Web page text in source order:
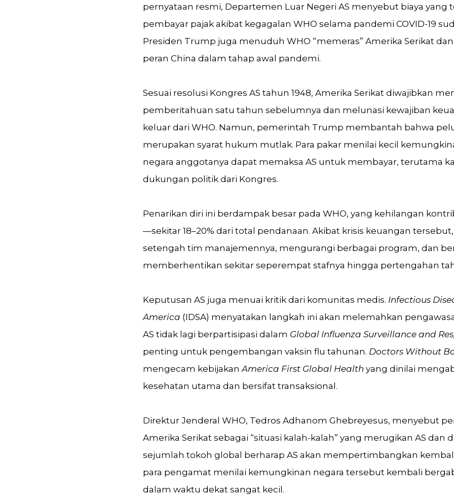
pernyataan resmi, Departemen Luar Negeri AS menyebut biaya yang
pembayar pajak akibat kegagalan WHO selama pandemi COVID-19
Presiden Trump juga menuduh WHO “memeras” Amerika Serikat
peran China dalam tahap awal pandemi.
Sesuai resolusi Kongres AS tahun 1948, Amerika Serikat diwajibkan
pemberitahuan satu tahun sebelumnya dan melunasi kewajiban
keluar dari WHO. Namun, pemerintah Trump membantah bahwa
merupakan syarat hukum mutlak. Para pakar menilai kecil
negara anggotanya dapat memaksa AS untuk membayar, terutama
dukungan politik dari Kongres.
Penarikan diri ini berdampak besar pada WHO, yang kehilangan
—sekitar 18–20% dari total pendanaan. Akibat krisis keuangan
setengah tim manajemennya, mengurangi berbagai program, dan
memberhentikan sekitar seperempat stafnya hingga pertengahan
Keputusan AS juga menuai kritik dari komunitas medis. Infectious
America (IDSA) menyatakan langkah ini akan melemahkan
AS tidak lagi berpartisipasi dalam Global Influenza Surveillance and
penting untuk pengembangan vaksin flu tahunan. Doctors Without
mengecam kebijakanAmerica First Global Health yang dinilai
kesehatan utama dan bersifat transaksional.
Direktur Jenderal WHO, Tedros Adhanom Ghebreyesus, menyebut
Amerika Serikat sebagai “situasi kalah-kalah” yang merugikan AS dan
sejumlah tokoh global berharap AS akan mempertimbangkan
para pengamat menilai kemungkinan negara tersebut kembali
dalam waktu dekat sangat kecil.